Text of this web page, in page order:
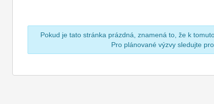
Pokud je tato stránka prázdná, znamená to, že k
Pro plánované výzvy sledujte